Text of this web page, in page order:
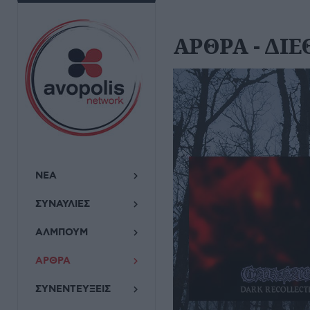
ΝΕΑ
ΣΥΝΑΥΛΙΕΣ
ΑΛΜΠΟΥΜ
ΑΡΘΡΑ
ΣΥΝΕΝΤΕΥΞΕΙΣ
ΑΡΘΡΑ -